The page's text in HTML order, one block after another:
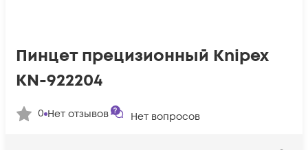
Пинцет прецизионный Knipex
KN-922204
0 Нет отзывов Нет вопросов